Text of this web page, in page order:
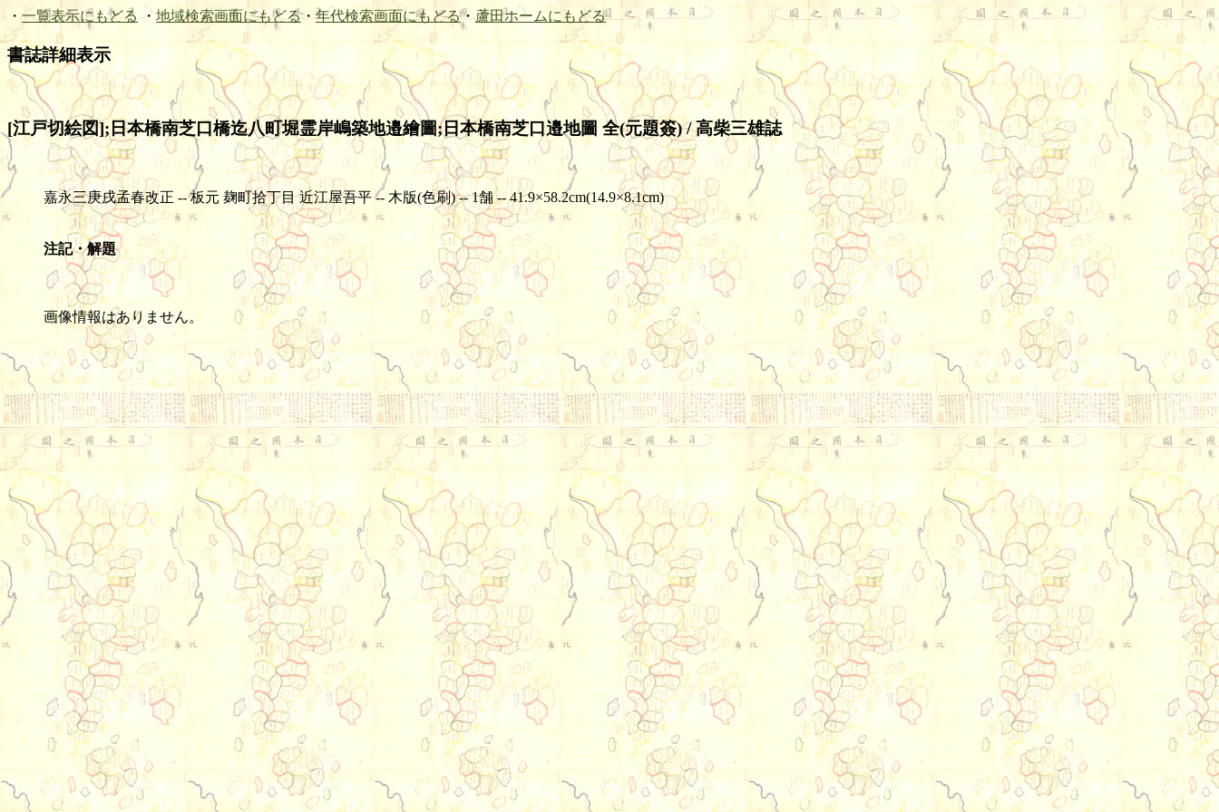
・ 一覧表示にもどる ・ 地域検索画面にもどる・ 年代検索画面にもどる・ 蘆田ホームにもどる
書誌詳細表示
[江戸切絵図];日本橋南芝口橋迄八町堀霊岸嶋築地邉繪圖;日本橋南芝口邉地圖 全(元題簽) / 高柴三雄誌
嘉永三庚戌孟春改正 -- 板元 麹町拾丁目 近江屋吾平 -- 木版(色刷) -- 1舗 -- 41.9×58.2cm(14.9×8.1cm)
注記・解題
画像情報はありません。